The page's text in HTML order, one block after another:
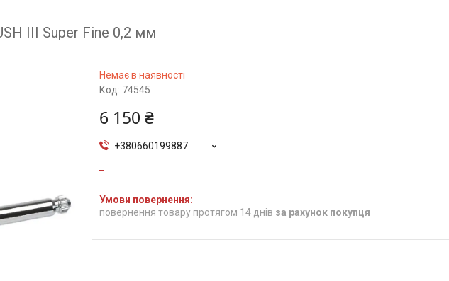
III Super Fine 0,2 мм
Немає в наявності
Код: 74545
6 150 ₴
+380660199887
повернення товару протягом 14 днів за рахунок покупця